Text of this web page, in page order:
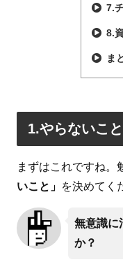
7.
8.
ま
1.やらないこ
まずはこれですね。
いこと」 を決めてく
無意識に
か？